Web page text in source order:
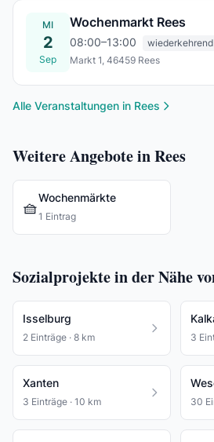
MI
2
Sep
Wochenmarkt Rees
08:00–13:00
wiederkehrend
Markt 1, 46459 Rees
Alle Veranstaltungen in Rees
Weitere Angebote in Rees
🧺
Wochenmärkte
1 Eintrag
Sozialprojekte in der Nähe
Isselburg
2 Einträge · 8 km 3
Xanten
3 Einträge · 10 km 30